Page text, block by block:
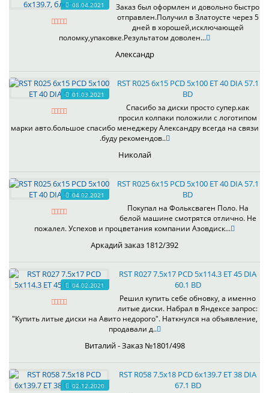
08.04.2021
Заказ был оформлен и довольно быстро
отправлен.Получил в Златоусте через 5
дней в хорошей,исключающей
поломку,упаковке.Результатом доволен...
Александр
01.03.2021
RST R025 6x15 PCD 5x100 ET 40 DIA 57.1
BD
Спасибо за диски просто супер.как
просил колпаки положили с логотипом
марки авто.большое спасибо менеджеру Александру всегда на связи
.буду рекомендов..
Николай
04.02.2021
RST R025 6x15 PCD 5x100 ET 40 DIA 57.1
BD
Покупал на Фольксваген Поло. На
белой машине смотрятся отлично. Не
пожалел. Успехов и процветания компании Азовдиск...
Аркадий заказ 1812/392
04.02.2021
RST R027 7.5x17 PCD 5x114.3 ET 45 DIA
60.1 BD
Решил купить себе обновку, а именно
литые диски. Набрал в Яндексе запрос:
"Купить литые диски на Авито недорого". Наткнулся на объявление,
продавали д..
Виталий - Заказ №1801/498
02.12.2020
RST R058 7.5x18 PCD 6x139.7 ET 38 DIA
67.1 BD